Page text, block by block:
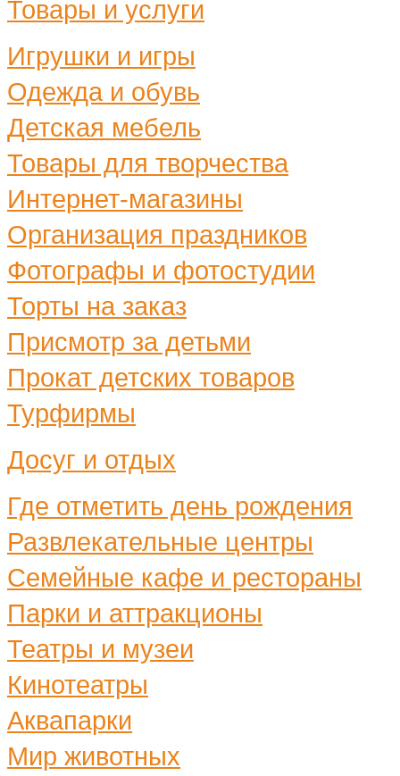
Товары и услуги
Игрушки и игры
Одежда и обувь
Детская мебель
Товары для творчества
Интернет-магазины
Организация праздников
Фотографы и фотостудии
Торты на заказ
Присмотр за детьми
Прокат детских товаров
Турфирмы
Досуг и отдых
Где отметить день рождения
Развлекательные центры
Семейные кафе и рестораны
Парки и аттракционы
Театры и музеи
Кинотеатры
Аквапарки
Мир животных